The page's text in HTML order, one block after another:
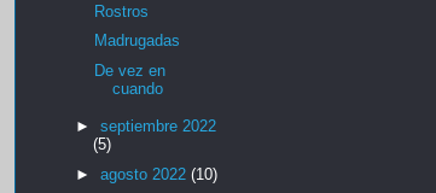
Rostros
Madrugadas
De vez en
cuando
► septiembre 2022
(5)
► agosto 2022 (10)